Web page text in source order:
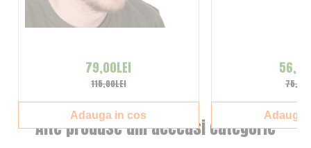
Alte produse din aceeasi categorie
115,00LEI
79,00LEI
Adauga in cos Adauga